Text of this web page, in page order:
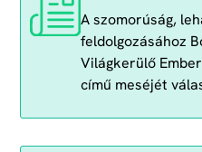
A szomorúság,
feldolgozásához
Világkerülő
című meséjét